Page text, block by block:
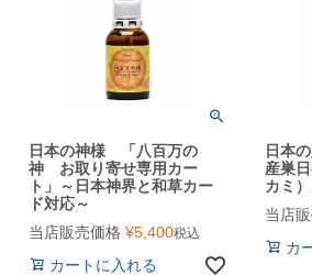
日本の神様 「八百万の
神 お取り寄せ専用カー
ト」～日本神界と和草カー
ド対応～
当店販売価格 ¥5,400税込
カートに入れる
日本
産巣
カミ）
当店
カ